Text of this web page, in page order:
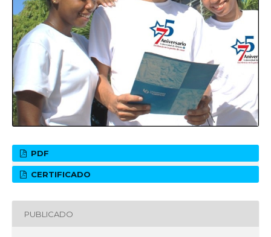
PDF
CERTIFICADO
PUBLICADO